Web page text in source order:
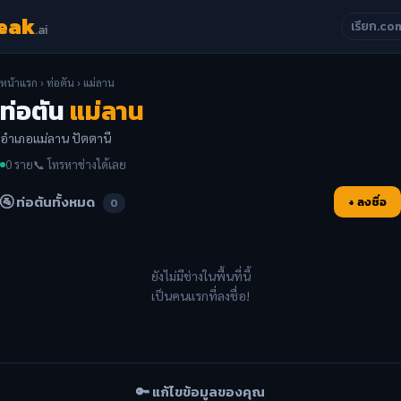
.ai เรียก
หน้าแรก ›ท่อตัน› แม่ลาน
ท่อตันแม่ลาน
อำเภอแม่ลาน ปัตตานี
0 ราย📞 โทรหาช่างได้เลย
🚰 ท่อตันทั้งหมด 0 + ลงชื่อ
ยังไม่มีช่างในพื้นที่นี้
เป็นคนแรกที่ลงชื่อ!
🔑 แก้ไขข้อมูลของคุณ